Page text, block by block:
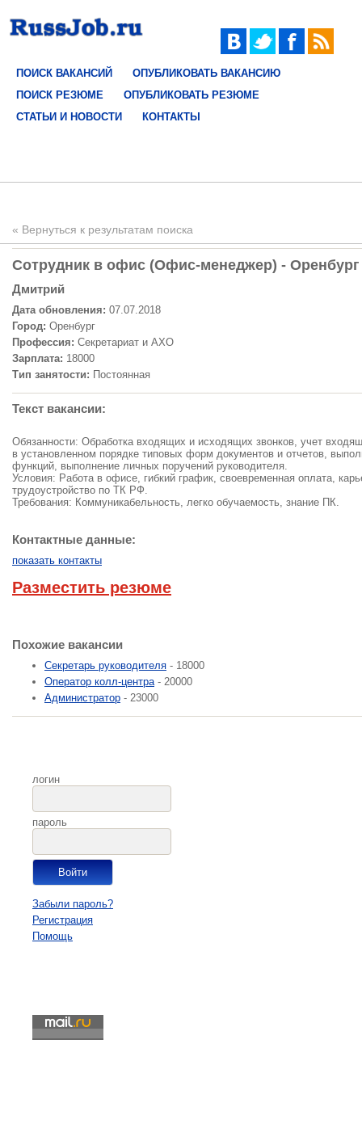
ПОИСК ВАКАНСИЙ
ОПУБЛИКОВАТЬ ВАКАНСИЮ
ПОИСК РЕЗЮМЕ
ОПУБЛИКОВАТЬ РЕЗЮМЕ
СТАТЬИ И НОВОСТИ
КОНТАКТЫ
« Вернуться к результатам поиска
Сотрудник в офис (Офис-менеджер) - Оренбург
Дмитрий
Дата обновления: 07.07.2018
Город: Оренбург
Профессия: Секретариат и АХО
Зарплата: 18000
Тип занятости: Постоянная
Текст вакансии:
Обязанности: Обработка входящих и исходящих звонков, учет
в установленном порядке типовых форм документов и отчетов,
функций, выполнение личных поручений руководителя.
Условия: Работа в офисе, гибкий график, своевременная оплата,
трудоустройство по ТК РФ.
Требования: Коммуникабельность, легко обучаемость, знание ПК.
Контактные данные:
показать контакты
Разместить резюме
Похожие вакансии
Секретарь руководителя - 18000
Оператор колл-центра- 20000
Администратор - 23000
логин
пароль
Забыли пароль?
Регистрация
Помощь